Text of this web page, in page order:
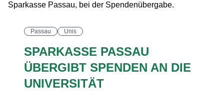
Sparkasse Passau, bei der Spendenübergabe.
Passau Unis
SPARKASSE PASSAU
ÜBERGIBT SPENDEN AN DIE
UNIVERSITÄT